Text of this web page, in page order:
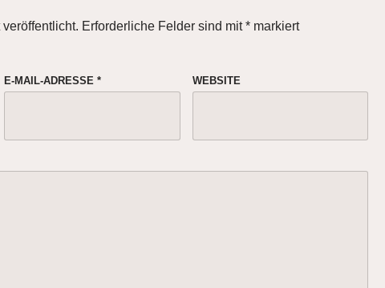
Erforderliche Felder sind mit* markiert
E-MAIL-ADRESSE* WEBSITE